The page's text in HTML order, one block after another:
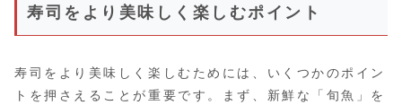
寿司をより美味しく楽しむポイント
寿司をより美味しく楽しむためには、いくつかのポイン
トを押さえることが重要です。まず、新鮮な「旬魚」を